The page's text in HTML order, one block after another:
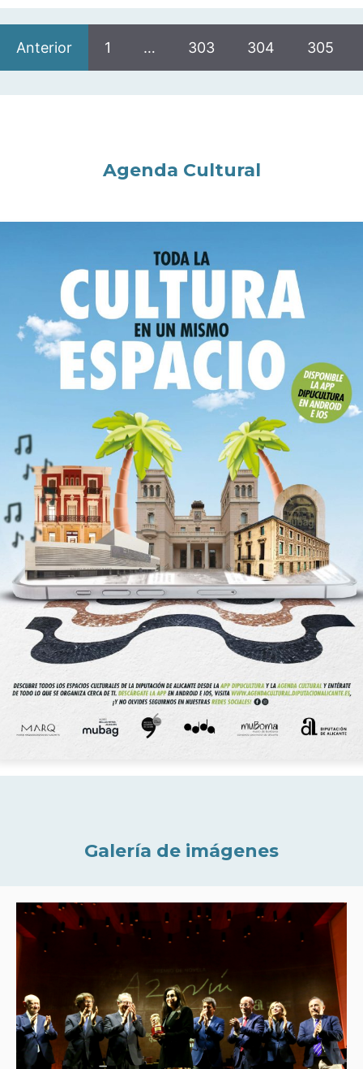
Anterior 1 … 303 304 305
Agenda Cultural
Galería de imágenes